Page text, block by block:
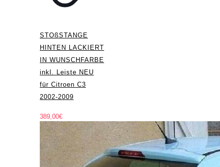
STOßSTANGE
HINTEN LACKIERT
IN WUNSCHFARBE
inkl. Leiste NEU
für Citroen C3
2002-2009
389,00€